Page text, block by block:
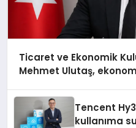
Ticaret ve Ekonomik
Mehmet Ulutaş,
Tencent
kullanıma